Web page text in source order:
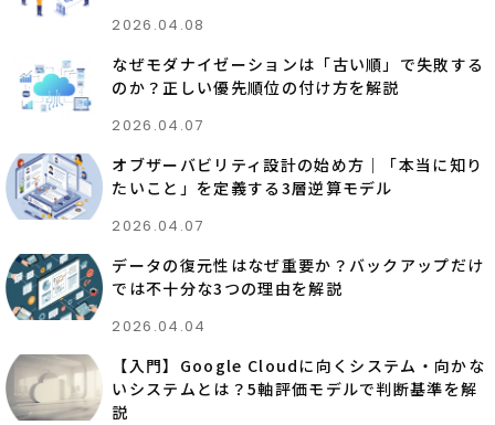
2026.04.08
なぜモダナイゼーションは「古い順」で失敗する
のか？正しい優先順位の付け方を解説
2026.04.07
オブザーバビリティ設計の始め方｜「本当に知り
たいこと」を定義する3層逆算モデル
2026.04.07
データの復元性はなぜ重要か？バックアップだけ
では不十分な3つの理由を解説
2026.04.04
【入門】Google Cloudに向くシステム・向かな
いシステムとは？5軸評価モデルで判断基準を解
説